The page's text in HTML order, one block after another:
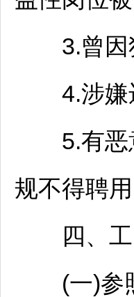
3.曾因
4.涉嫌违
5.有恶意
规不得聘
四、工
(一)参照